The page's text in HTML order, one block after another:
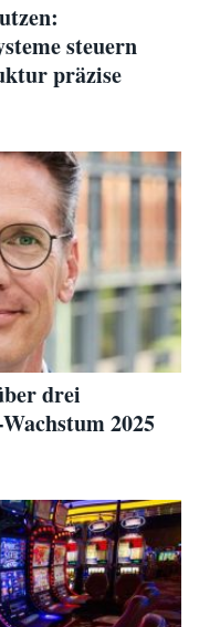
steuern
präzise
drei
2025